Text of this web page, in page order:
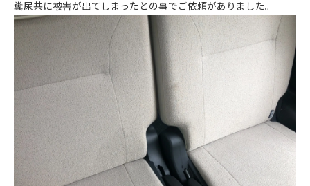
糞尿共に被害が出てしまったとの事でご依頼がありました。